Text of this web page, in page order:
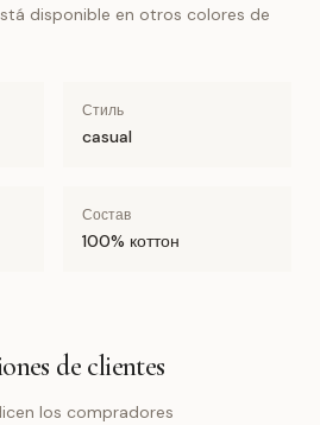
disponible en otros colores de
Стиль
casual
Состав
100% коттон
de clientes
los compradores